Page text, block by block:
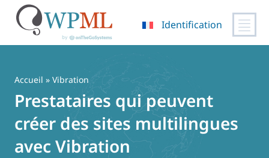
contenu
Identification
Accueil » Vibration
Prestataires qui peuvent
créer des sites multilingues
avec Vibration